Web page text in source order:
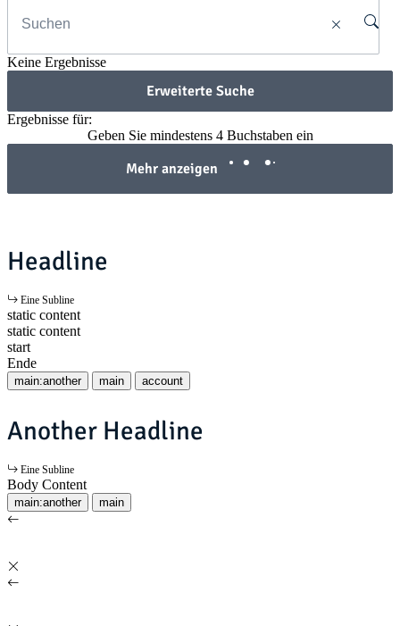
Keine Ergebnisse
Erweiterte Suche
Ergebnisse für:
Geben Sie mindestens 4 Buchstaben ein
Mehr anzeigen
Headline
Eine Subline
static content
static content
start
Ende
main:another main account
Another Headline
Eine Subline
Body Content
main:another main